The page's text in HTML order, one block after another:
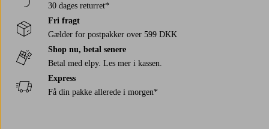
30 dages returret*
Fri fragt
Gælder for postpakker over 599 DKK
Shop nu, betal senere
Betal med elpy. Les mer i kassen.
Express
Få din pakke allerede i morgen*